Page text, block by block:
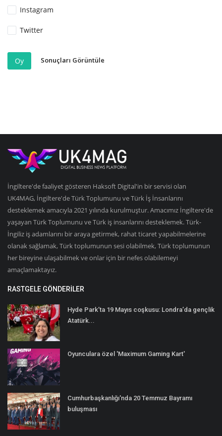
Instagram
Twitter
Oy Sonuçları Görüntüle
İngiltere'de faaliyet gösteren Haksoft Digital'in bir servisi olan
UK4MAG, İngiltere'de Türk Toplumunu ve Türk İş İnsanlarını
desteklemek amacıyla 2021 yılında kurulmuştur. Amacımız İngiltere'de
yaşayan Türk Toplumunu ve Türk iş insanlarını desteklemek. Türk-
İngiliz iş adamlarını bir araya getirmek, rahat ticaret yapabilmelerine
olanak sağlamak, Türk toplumunun sesi olabilmek, Türk toplumunun
her bireyine ulaşabilmek ve onlar için bir nefes olabilemeyi
amaçlamaktayız.
RASTGELE GÖNDERILER
Hyde Park’ta 19 Mayıs coşkusu: Londra’da gençlik
Atatürk...
Oyunculara özel 'Maximum Gaming Kart'
Cumhurbaşkanlığı'nda 20 Temmuz Bayramı
buluşması